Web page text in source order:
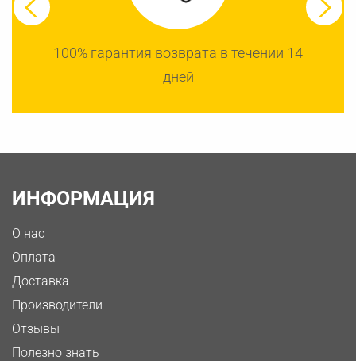
100% гарантия возврата в течении 14
дней
ИНФОРМАЦИЯ
О нас
Оплата
Доставка
Производители
Отзывы
Полезно знать